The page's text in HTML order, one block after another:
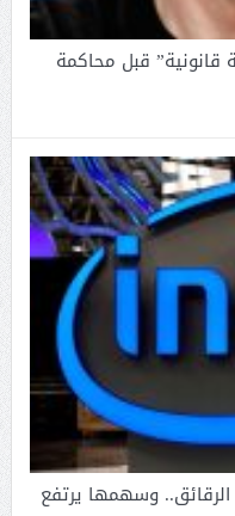
قانونية” قبل محاكمة
وسهمها يرتفع